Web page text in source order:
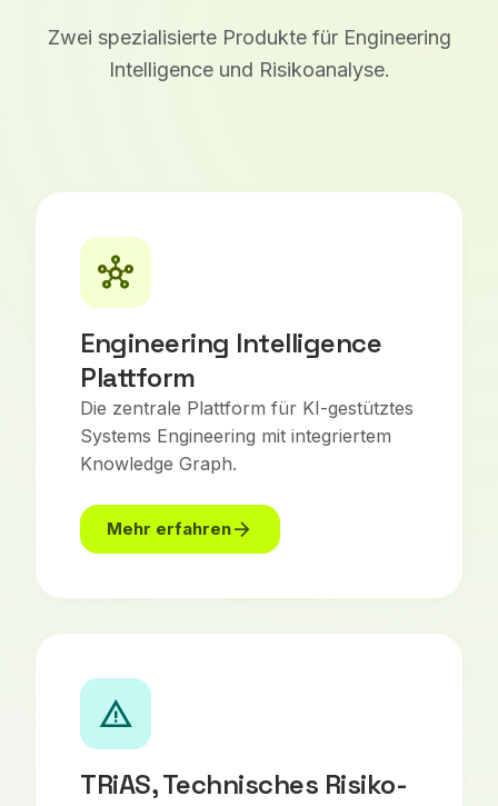
Zwei spezialisierte Produkte für Engineering
Intelligence und Risikoanalyse.
hub
Engineering Intelligence
Plattform
Die zentrale Plattform für KI-gestütztes
Systems Engineering mit integriertem
Knowledge Graph.
Mehr erfahrenarrow_forward
warning
TRiAS, Technisches Risiko-